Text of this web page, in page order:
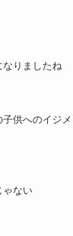
りましたね
供へのイジ
ゃない